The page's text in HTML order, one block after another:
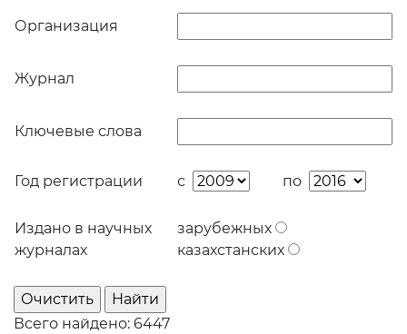
Организация
Журнал
Ключевые слова
Год регистрации с по
Издано в научных
журналах
зарубежных
казахстанских
Всего найдено: 6447